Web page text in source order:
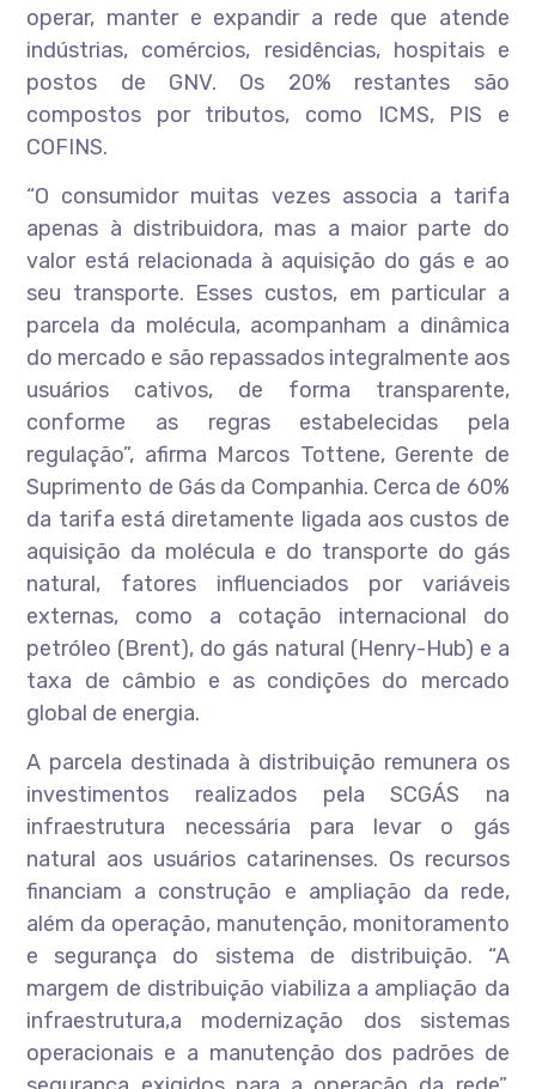
operar, manter e expandir a rede que atende
indústrias, comércios, residências, hospitais e
postos de GNV. Os 20% restantes são
compostos por tributos, como ICMS, PIS e
COFINS.
“O consumidor muitas vezes associa a tarifa
apenas à distribuidora, mas a maior parte do
valor está relacionada à aquisição do gás e ao
seu transporte. Esses custos, em particular a
parcela da molécula, acompanham a dinâmica
do mercado e são repassados integralmente aos
usuários cativos, de forma transparente,
conforme as regras estabelecidas pela
regulação”, afirma Marcos Tottene, Gerente de
Suprimento de Gás da Companhia. Cerca de 60%
da tarifa está diretamente ligada aos custos de
aquisição da molécula e do transporte do gás
natural, fatores influenciados por variáveis
externas, como a cotação internacional do
petróleo (Brent), do gás natural (Henry-Hub) e a
taxa de câmbio e as condições do mercado
global de energia.
A parcela destinada à distribuição remunera os
investimentos realizados pela SCGÁS na
infraestrutura necessária para levar o gás
natural aos usuários catarinenses. Os recursos
financiam a construção e ampliação da rede,
além da operação, manutenção, monitoramento
e segurança do sistema de distribuição. “A
margem de distribuição viabiliza a ampliação da
infraestrutura,a modernização dos sistemas
operacionais e a manutenção dos padrões de